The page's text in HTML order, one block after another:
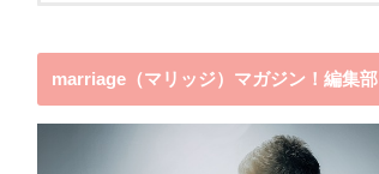
marriage（マリッジ）マガジン！編集部